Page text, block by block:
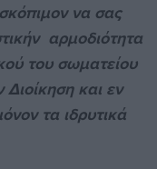
να σας
αρμοδιότητα
του σωματείου
και εν
τα ιδρυτικά